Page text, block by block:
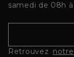
samedi de 08h à
Retrouvez